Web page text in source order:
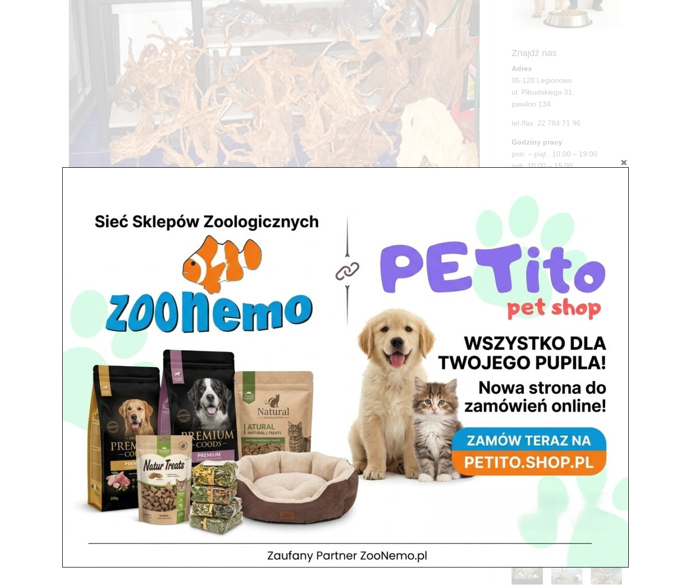
Podłoża, tła, ozdoby, kamienie, korzenie
lis 5, 2017| Bez kategorii
Inne Akwaria > PODŁOŻA> TŁA> OZDOBY> KAMIENIE> KORZENIE Statek dwuczęściowy ponad 1m długości Statek
mały około 40 cm Okręt około 80 cm Statek dwuczęściowy około 80 cm Oferujemy tła do akwariów wewnętrzne...
Znajdź nas
Adres
05-120 Legionowo
ul. Piłsudskiego 31,
pawilon 134
tel./fax. 22 784 71 96
Godziny pracy
pon. – piąt. 10.00 – 19.00
sob. 10.00 – 15.00
Adres
05-100 Nowy Dwór Mazowiecki
ul. Leśna 2
tel. 503 900 215
Godziny pracy
pon. – piąt. 10.00 – 19.00
sob. 8.00 – 15.00
niedz. zamknięte